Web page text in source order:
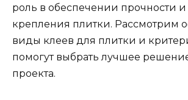
роль в обеспечении прочности
крепления плитки. Рассмотрим
виды клеев для плитки и
помогут выбрать лучшее
проекта.